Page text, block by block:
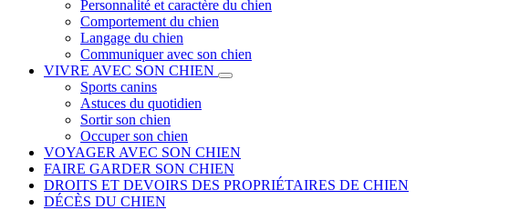
Personnalité et caractère du chien
Comportement du chien
Langage du chien
Communiquer avec son chien
VIVRE AVEC SON CHIEN
Sports canins
Astuces du quotidien
Sortir son chien
Occuper son chien
VOYAGER AVEC SON CHIEN
FAIRE GARDER SON CHIEN
DROITS ET DEVOIRS DES PROPRIÉTAIRES DE CHIEN
DÉCÈS DU CHIEN